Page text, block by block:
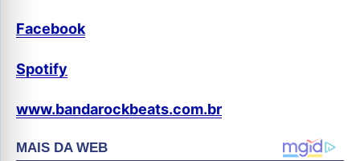
Facebook
Spotify
www.bandarockbeats.com.br